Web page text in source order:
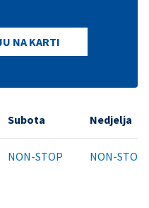
NA KARTI
Subota Nedjelja
NON-STOP NON-STOP